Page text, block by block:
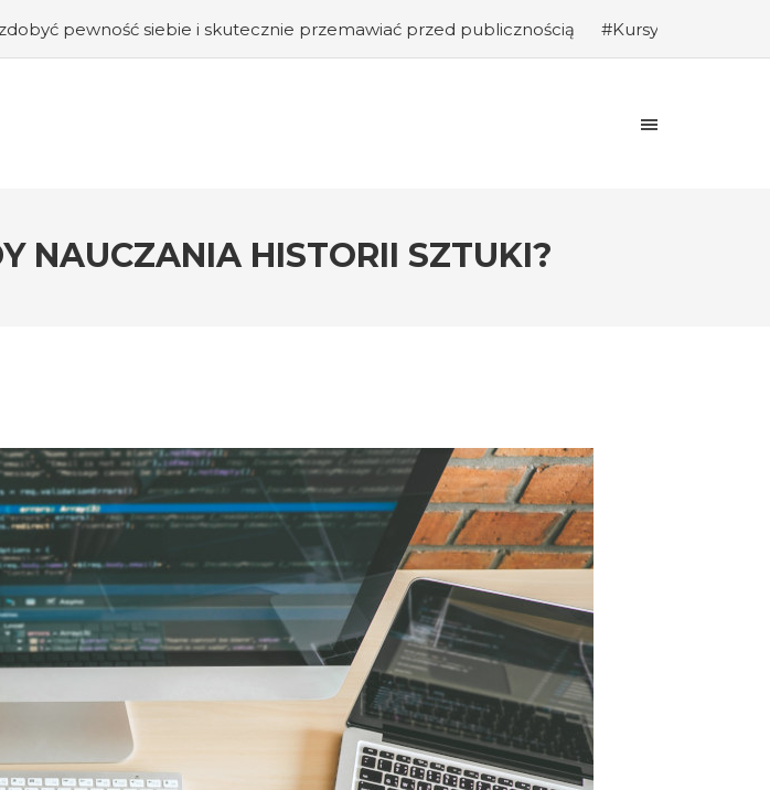
i skutecznie przemawiać przed publicznością #Kursy programowania: Jak
NAUCZANIA HISTORII SZTUKI?